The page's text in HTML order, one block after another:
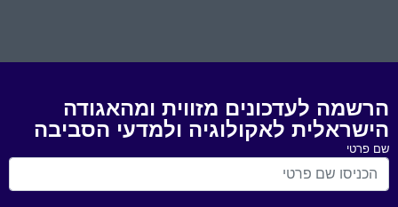
הרשמה לעדכונים מזווית ומהאגודה
הישראלית לאקולוגיה ולמדעי הסביבה
שם פרטי